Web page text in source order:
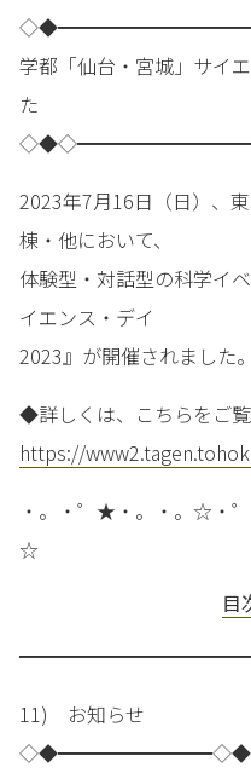
学都「仙台・宮城」サイ
た
2023年7月16日（日）、
棟・他において、
体験型・対話型の科学イ
イエンス・デイ
2023』が開催されました。
◆詳しくは、こちらをご覧
https://
・。・゜★・。・。☆・
☆
目
11) お知らせ